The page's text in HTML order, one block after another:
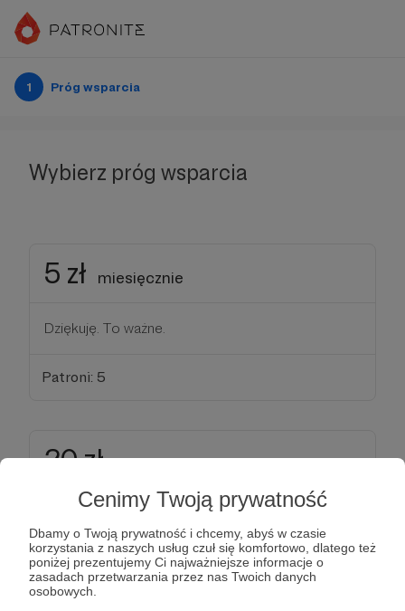
Cenimy Twoją prywatność
Dbamy o Twoją prywatność i chcemy, abyś w czasie
korzystania z naszych usług czuł się komfortowo, dlatego też
poniżej prezentujemy Ci najważniejsze informacje o
zasadach przetwarzania przez nas Twoich danych
osobowych.
1 Próg wsparcia
Wybierz próg wsparcia
5 zł miesięcznie
Dziękuję. To ważne.
Patroni: 5
20 zł miesięcznie
Dziękuję bardzo, bardzo. To ważne.
Patroni: 19